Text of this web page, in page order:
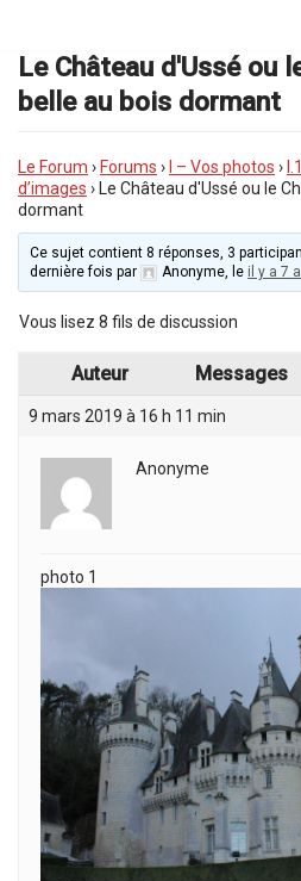
au
contenu
Le Château d'Ussé ou
belle au bois dormant
Le Forum › Forums › I – Vos photos ›
d’images › Le Château d'Ussé ou le
dormant
Ce sujet contient 8 réponses, 3
dernière fois par
Anonyme, le il y a 7
Vous lisez 8 fils de discussion
Auteur Messages
9 mars 2019 à 16 h 11 min
Anonyme
photo 1